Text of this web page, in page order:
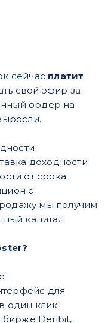
сейчас платит
свой эфир за
ордер на
доходности
от срока.
с
мы получим
капитал
для
один клик
бирже Deribit,